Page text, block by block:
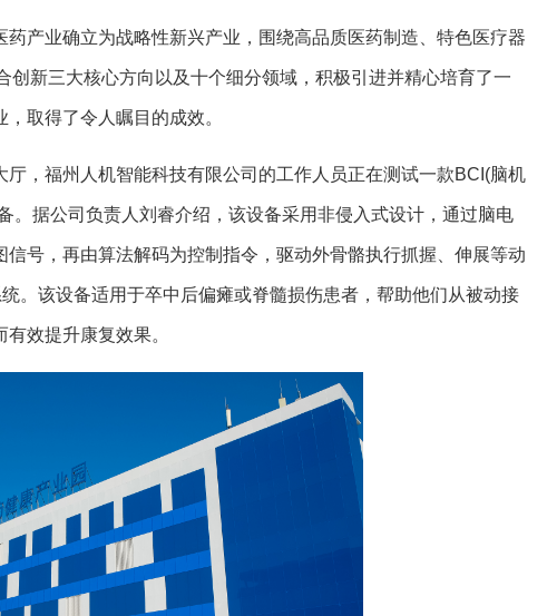
产业确立为战略性新兴产业，围绕高品质医药制造、特色医疗器
创新三大核心方向以及十个细分领域，积极引进并精心培育了一
取得了令人瞩目的成效。
厅，福州人机智能科技有限公司的工作人员正在测试一款BCI(脑机
。据公司负责人刘睿介绍，该设备采用非侵入式设计，通过脑电
号，再由算法解码为控制指令，驱动外骨骼执行抓握、伸展等动
。该设备适用于卒中后偏瘫或脊髓损伤患者，帮助他们从被动接
效提升康复效果。